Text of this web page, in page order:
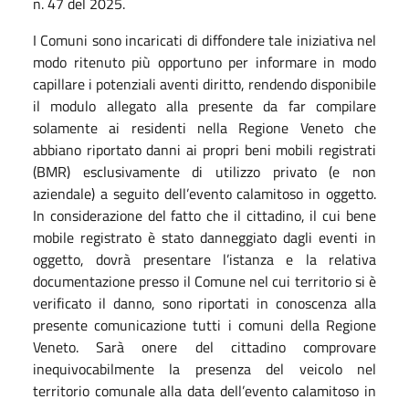
I Comuni sono incaricati di diffondere tale iniziativa nel
modo ritenuto più opportuno per informare in modo
capillare i potenziali aventi diritto, rendendo disponibile
il modulo allegato alla presente da far compilare
solamente ai residenti nella Regione Veneto che
abbiano riportato danni ai propri beni mobili registrati
(BMR) esclusivamente di utilizzo privato (e non
aziendale) a seguito dell’evento calamitoso in oggetto.
In considerazione del fatto che il cittadino, il cui bene
mobile registrato è stato danneggiato dagli eventi in
oggetto, dovrà presentare l’istanza e la relativa
documentazione presso il Comune nel cui territorio si è
verificato il danno, sono riportati in conoscenza alla
presente comunicazione tutti i comuni della Regione
Veneto. Sarà onere del cittadino comprovare
inequivocabilmente la presenza del veicolo nel
territorio comunale alla data dell’evento calamitoso in